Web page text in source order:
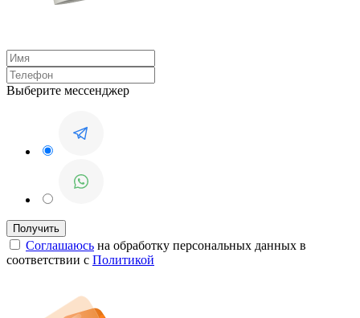
Выберите мессенджер
Соглашаюсь на обработку персональных данных в
соответствии с Политикой